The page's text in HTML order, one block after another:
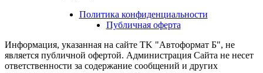
Политика конфиденциальности
Публичная оферта
Информация, указанная на сайте TK "Автоформат Б", не
является публичной офертой. Администрация Сайта не несет
ответственности за содержание сообщений и других